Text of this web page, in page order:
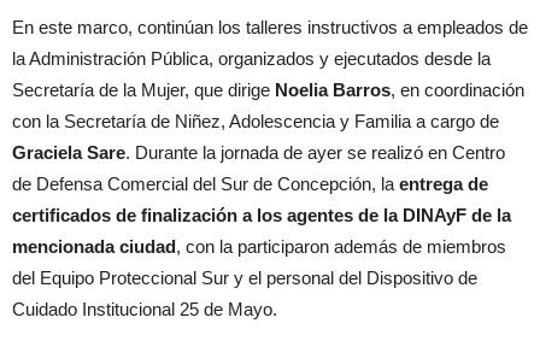
En este marco, continúan los talleres instructivos a empleados de
la Administración Pública, organizados y ejecutados desde la
Secretaría de la Mujer, que dirige Noelia Barros, en coordinación
con la Secretaría de Niñez, Adolescencia y Familia a cargo de
Graciela Sare. Durante la jornada de ayer se realizó en Centro
de Defensa Comercial del Sur de Concepción, la entrega de
certificados de finalización a los agentes de la DINAyF de la
mencionada ciudad, con la participaron además de miembros
del Equipo Proteccional Sur y el personal del Dispositivo de
Cuidado Institucional 25 de Mayo.